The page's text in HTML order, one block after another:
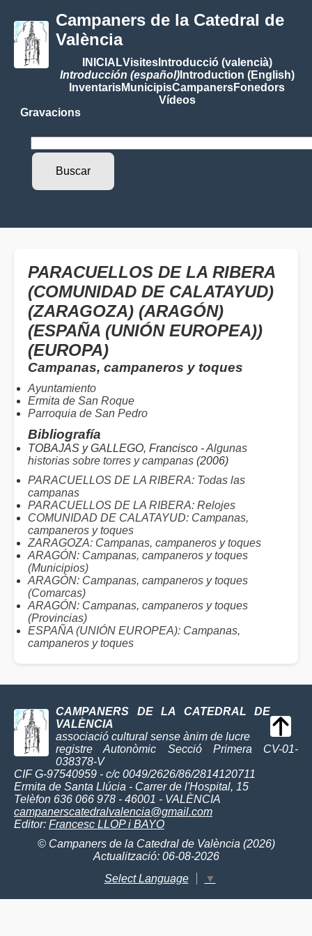
Campaners de la Catedral de
València
INICIALVisitesIntroducció (valencià)
Introducción (español)Introduction (English)
InventarisMunicipisCampanersFonedors
Vídeos
Gravacions
PARACUELLOS DE LA RIBERA
(COMUNIDAD DE CALATAYUD)
(ZARAGOZA) (ARAGÓN)
(ESPAÑA (UNIÓN EUROPEA))
(EUROPA)
Campanas, campaneros y toques
Ayuntamiento
Ermita de San Roque
Parroquia de San Pedro
Bibliografía
TOBAJAS y GALLEGO, Francisco -Algunas
historias sobre torres y campanas (2006)
PARACUELLOS DE LA RIBERA: Todas las
campanas
PARACUELLOS DE LA RIBERA: Relojes
COMUNIDAD DE CALATAYUD: Campanas,
campaneros y toques
ZARAGOZA: Campanas, campaneros y toques
ARAGÓN: Campanas, campaneros y toques
(Municipios)
ARAGÓN: Campanas, campaneros y toques
(Comarcas)
ARAGÓN: Campanas, campaneros y toques
(Provincias)
ESPAÑA (UNIÓN EUROPEA): Campanas,
campaneros y toques
CAMPANERS DE LA CATEDRAL DE
VALÈNCIA
associació cultural sense ànim de lucre
registre Autonòmic Secció Primera CV-01-
038378-V
CIF G-97540959 - c/c 0049/2626/86/2814120711
Ermita de Santa Llúcia - Carrer de l'Hospital, 15
Telèfon 636 066 978 - 46001 - VALÈNCIA
campanerscatedralvalencia@gmail.com
Editor: Francesc LLOP i BAYO
© Campaners de la Catedral de València (2026)
Actualització: 06-08-2026
Select Language
▼